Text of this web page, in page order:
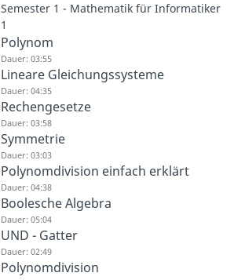
Semester 1 - Mathematik für Informatiker
1
Polynom
Dauer: 03:55
Lineare Gleichungssysteme
Dauer: 04:35
Rechengesetze
Dauer: 03:58
Symmetrie
Dauer: 03:03
Polynomdivision einfach erklärt
Dauer: 04:38
Boolesche Algebra
Dauer: 05:04
UND - Gatter
Dauer: 02:49
Polynomdivision